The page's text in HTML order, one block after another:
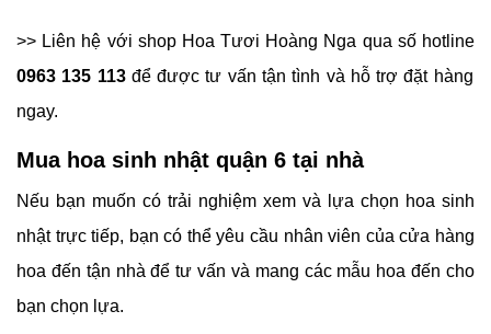
>> Liên hệ với shop Hoa Tươi Hoàng Nga qua số hotline
0963 135 113 để được tư vấn tận tình và hỗ trợ đặt hàng
ngay.
Mua hoa sinh nhật quận 6 tại nhà
Nếu bạn muốn có trải nghiệm xem và lựa chọn hoa sinh
nhật trực tiếp, bạn có thể yêu cầu nhân viên của cửa hàng
hoa đến tận nhà để tư vấn và mang các mẫu hoa đến cho
bạn chọn lựa.